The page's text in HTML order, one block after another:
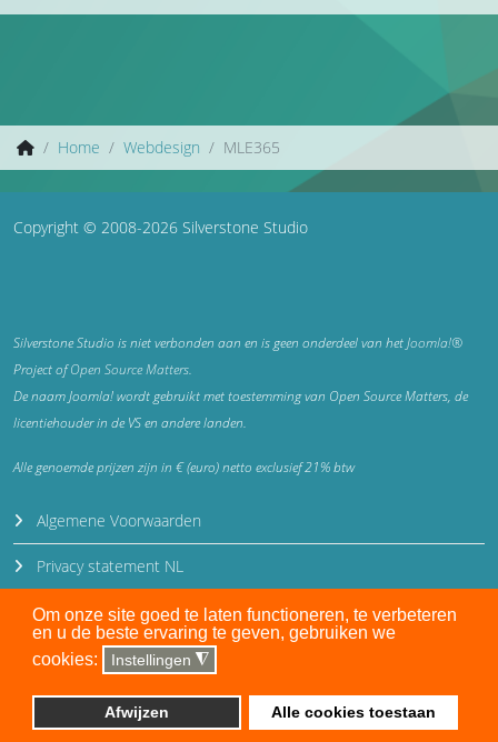
Om onze site goed te laten functioneren, te verbeteren
en u de beste ervaring te geven, gebruiken we
cookies:
Instellingen ◮
Afwijzen Alle cookies toestaan
Home Webdesign MLE365
Copyright © 2008-2026 Silverstone Studio
Silverstone Studio is niet verbonden aan en is geen onderdeel van hetJoomla!®
Project ofOpen Source Matters.
De naam Joomla! wordt gebruikt met toestemming van Open Source Matters, de
licentiehouder in de VS en andere landen.
Alle genoemde prijzen zijn in € (euro) netto exclusief 21% btw
Algemene Voorwaarden
Privacy statement NL
Privacy statement EN
Disclaimer
Auteursrecht en gebruiksrecht